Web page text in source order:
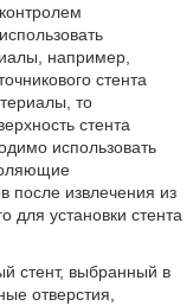
например,
стента
то
стента
использовать
после извлечения из
для установки стента
стент, выбранный в
отверстия,